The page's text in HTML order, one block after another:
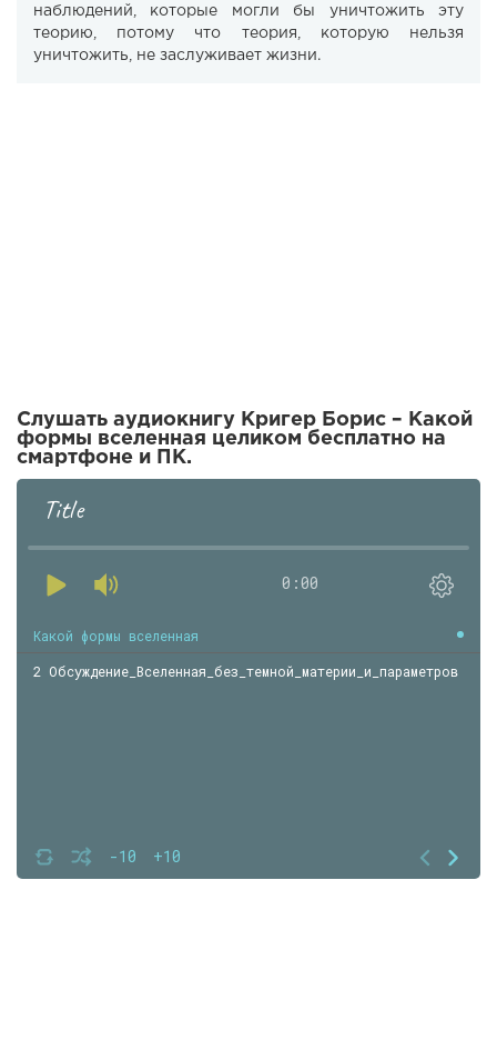
наблюдений, которые могли бы уничтожить эту
теорию, потому что теория, которую нельзя
уничтожить, не заслуживает жизни.
Слушать аудиокнигу Кригер Борис – Какой
формы вселенная целиком бесплатно на
смартфоне и ПК.
Title
0:00
-10 +10
Какой формы вселенная
2 Обсуждение_Вселенная_без_темной_материи_и_параметров